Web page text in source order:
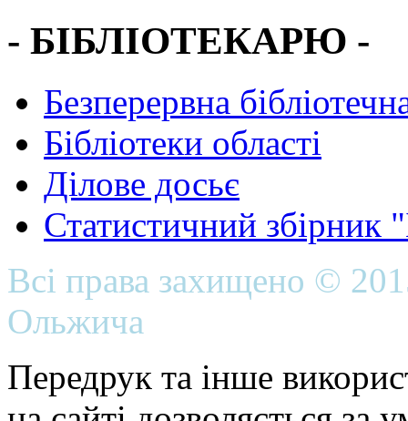
- БІБЛІОТЕКАРЮ -
Безперервна
Бібліотеки області
Ділове досьє
Статистичний
Всі права захищено ©
Ольжича
Передрук та інше